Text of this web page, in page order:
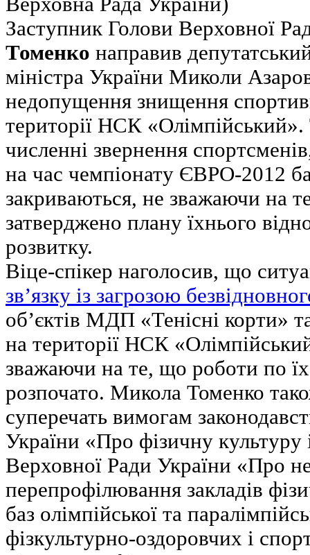
Заступник Голови Верховної
Томенко направив
міністра України Миколи
недопущення знищення
території НСК «Олімпійський».
численні звернення
на час чемпіонату ЄВРО-2012
закриваються, не зважаючи на
затверджено плану їхнього
розвитку.
Віце-спікер наголосив, що
зв’язку із загрозою
об’єктів МДП «Тенісні
на території НСК
зважаючи на те, що роботи по
розпочато. Микола Томенко
суперечать вимогам
України «Про фізичну культуру
Верховної Ради України «Про
перепрофілювання закладів
баз олімпійської та
фізкультурно-оздоровчих і